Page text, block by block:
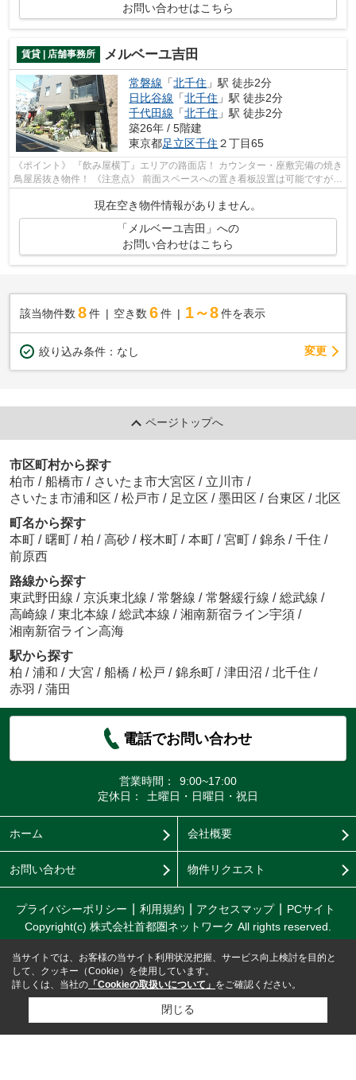
お問い合わせはこちら
賃貸 | 店舗事務所 メルベーユ吉田
常磐線 「北千住 」駅 徒歩2分
日比谷線 「北千住 」駅 徒歩2分
千代田線 「北千住 」駅 徒歩2分
築26年 / 5階建
東京都足立区千住 ２丁目65
《ポイント》 『飲み屋横丁』エリアの路面店！ カウンター・座敷完備の焼き
鳥屋居抜き物件！ 《注意点》 前面スペースへの置き看板設置は可能ですが、
隣区画との事前調整が必要です
現在空き物件情報がありません。
「メルベーユ吉田」への
お問い合わせはこちら
該当物件数 8件 空き数 6 件 1～8 件を表示
絞り込み条件： なし 変更
ページトップへ
市区町村から探す
柏市 / 船橋市 / さいたま市大宮区 / 立川市 /
さいたま市浦和区 / 松戸市 / 足立区 / 墨田区 / 台東区 / 北区
町名から探す
本町 / 曙町 / 柏 / 高砂 / 桜木町 / 本町 / 宮町 / 錦糸 / 千住 /
前原西
路線から探す
東武野田線 / 京浜東北線 / 常磐線 / 常磐緩行線 / 総武線 /
高崎線 / 東北本線 / 総武本線 / 湘南新宿ライン宇須 /
湘南新宿ライン高海
駅から探す
柏 / 浦和 / 大宮 / 船橋 / 松戸 / 錦糸町 / 津田沼 / 北千住 /
赤羽 / 蒲田
電話でお問い合わせ
営業時間：
9:00~17:00
定休日：
土曜日・日曜日・祝日
ホーム 会社概要
お問い合わせ 物件リクエスト
プライバシーポリシー 利用規約 アクセスマップ
PCサイト
Copyright(c) 株式会社首都圏ネットワーク All rights reserved.
当サイトでは、お客様の当サイト利用状況把握、サービス向上検討を目的と
して、クッキー（Cookie）を使用しています。
詳しくは、当社の 「Cookieの取扱いについて」 をご確認ください。
閉じる